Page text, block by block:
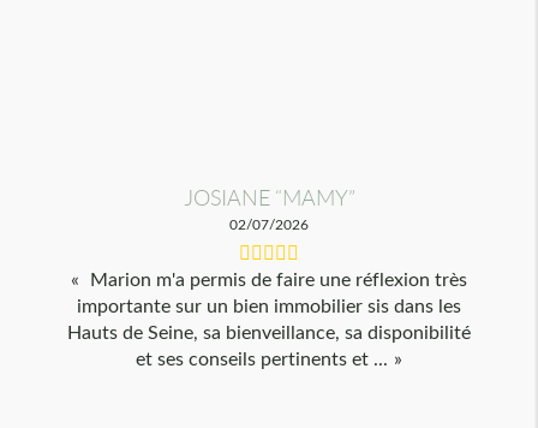
JOSIANE “MAMY”
02/07/2026
Marion m'a permis de faire une réflexion très
importante sur un bien immobilier sis dans les
Hauts de Seine, sa bienveillance, sa disponibilité
et ses conseils pertinents et ...